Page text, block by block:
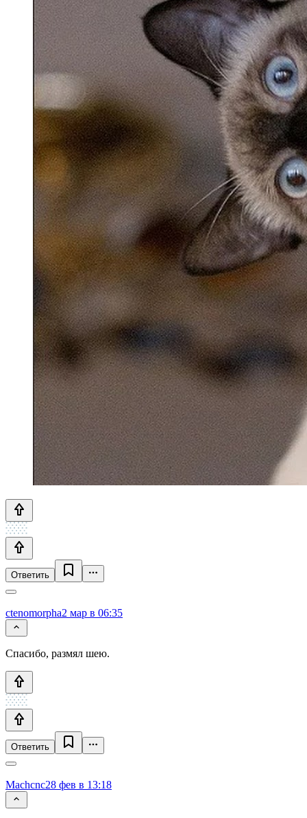
Ответить
ctenomorpha2 мар в 06:35
Спасибо, размял шею.
Ответить
Machcnc28 фев в 13:18